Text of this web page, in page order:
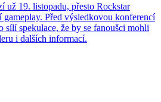
už 19. listopadu, přesto Rockstar
gameplay. Před výsledkovou konferencí
sílí spekulace, že by se fanoušci mohli
i dalších informací.